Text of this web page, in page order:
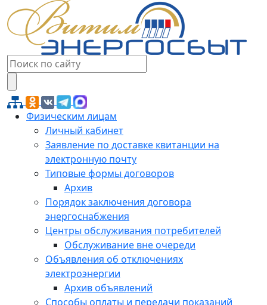
Физическим лицам
Личный кабинет
Заявление по доставке квитанции на
электронную почту
Типовые формы договоров
Архив
Порядок заключения договора
энергоснабжения
Центры обслуживания потребителей
Обслуживание вне очереди
Объявления об отключениях
электроэнергии
Архив объявлений
Способы оплаты и передачи показаний